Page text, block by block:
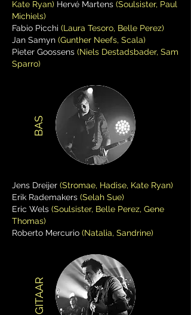
Kate Ryan) Hervé Martens (Soulsister, Paul
Michiels)
Fabio Picchi (Laura Tesoro, Belle Perez)
Jan Samyn (Gunther Neefs, Scala)
Pieter Goossens (Niels Destadsbader, Sam
Sparro)
BAS
Jens Dreijer (Stromae, Hadise, Kate Ryan)
Erik Rademakers (Selah Sue)
Eric Wels (Soulsister, Belle Perez, Gene
Thomas)
Roberto Mercurio (Natalia, Sandrine)
GITAAR